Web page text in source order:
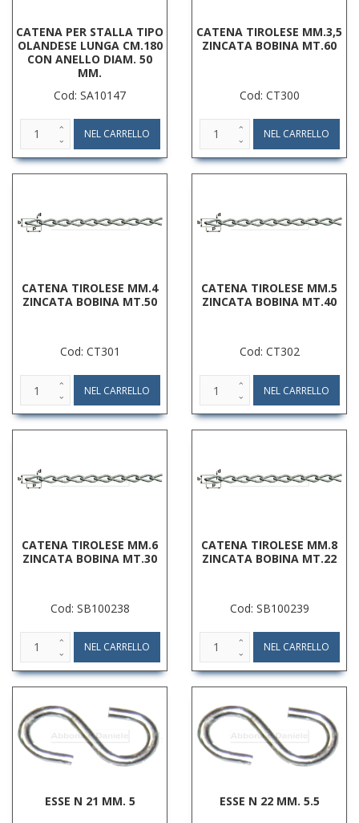
CATENA PER STALLA TIPO
OLANDESE LUNGA CM.180
CON ANELLO DIAM. 50
MM.
Cod: SA10147
CATENA TIROLESE MM.3,5
ZINCATA BOBINA MT.60
Cod: CT300
CATENA TIROLESE MM.4
ZINCATA BOBINA MT.50
Cod: CT301
CATENA TIROLESE MM.5
ZINCATA BOBINA MT.40
Cod: CT302
CATENA TIROLESE MM.6
ZINCATA BOBINA MT.30
Cod: SB100238
CATENA TIROLESE MM.8
ZINCATA BOBINA MT.22
Cod: SB100239
ESSE N 21 MM. 5 ESSE N 22 MM. 5.5